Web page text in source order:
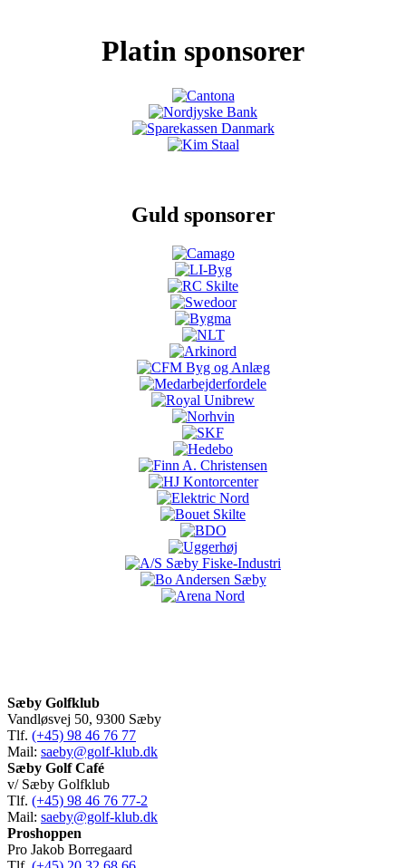
Platin sponsorer
Guld sponsorer
Sæby Golfklub
Vandløsvej 50, 9300 Sæby
Tlf. (+45) 98 46 76 77
Mail: saeby@golf-klub.dk
Sæby Golf Café
v/ Sæby Golfklub
Tlf. (+45) 98 46 76 77-2
Mail: saeby@golf-klub.dk
Proshoppen
Pro Jakob Borregaard